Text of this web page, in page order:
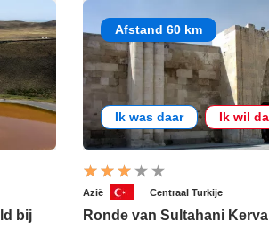
bij
Afstand 60 km
Ik was daar Ik wil
Azië Centraal Turkije
Ronde van Sultahani